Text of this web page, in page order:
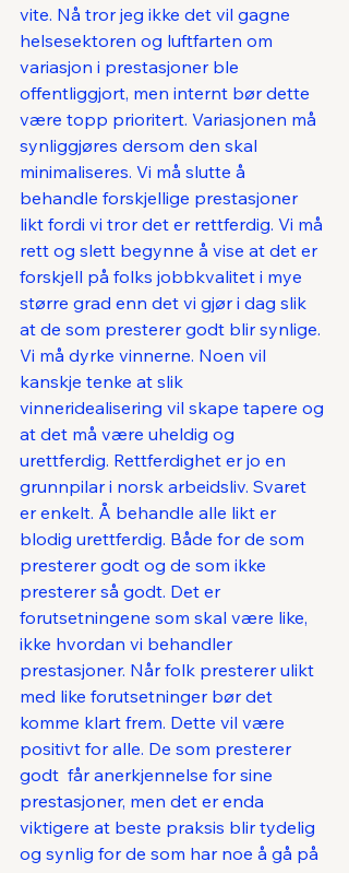
vite. Nå tror jeg ikke det vil gagne
helsesektoren og luftfarten om
variasjon i prestasjoner ble
offentliggjort, men internt bør dette
være topp prioritert. Variasjonen må
synliggjøres dersom den skal
minimaliseres. Vi må slutte å
behandle forskjellige prestasjoner
likt fordi vi tror det er rettferdig. Vi må
rett og slett begynne å vise at det er
forskjell på folks jobbkvalitet i mye
større grad enn det vi gjør i dag slik
at de som presterer godt blir synlige.
Vi må dyrke vinnerne. Noen vil
kanskje tenke at slik
vinneridealisering vil skape tapere og
at det må være uheldig og
urettferdig. Rettferdighet er jo en
grunnpilar i norsk arbeidsliv. Svaret
er enkelt. Å behandle alle likt er
blodig urettferdig. Både for de som
presterer godt og de som ikke
presterer så godt. Det er
forutsetningene som skal være like,
ikke hvordan vi behandler
prestasjoner. Når folk presterer ulikt
med like forutsetninger bør det
komme klart frem. Dette vil være
positivt for alle. De som presterer
godt  får anerkjennelse for sine
prestasjoner, men det er enda
viktigere at beste praksis blir tydelig
og synlig for de som har noe å gå på